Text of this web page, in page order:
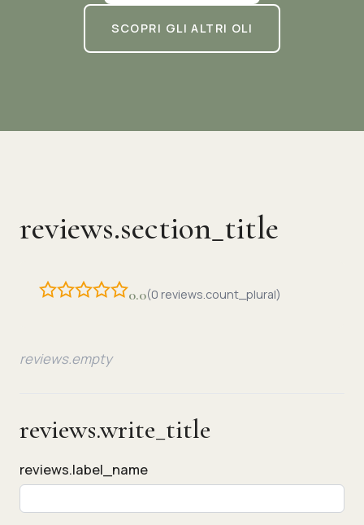
SCOPRI GLI ALTRI OLI
reviews.section_title
0.0(0 reviews.count_plural)
reviews.empty
reviews.write_title
reviews.label_name